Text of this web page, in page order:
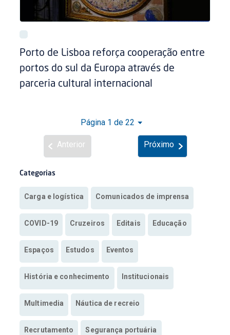
Porto de Lisboa reforça cooperação entre
portos do sul da Europa através de
parceria cultural internacional
Página 1 de 22
Anterior Próximo
Categorias
Carga e logística Comunicados de imprensa
COVID-19 Cruzeiros Editais Educação
Espaços Estudos Eventos
História e conhecimento Institucionais
Multimedia Náutica de recreio
Recrutamento Segurança portuária